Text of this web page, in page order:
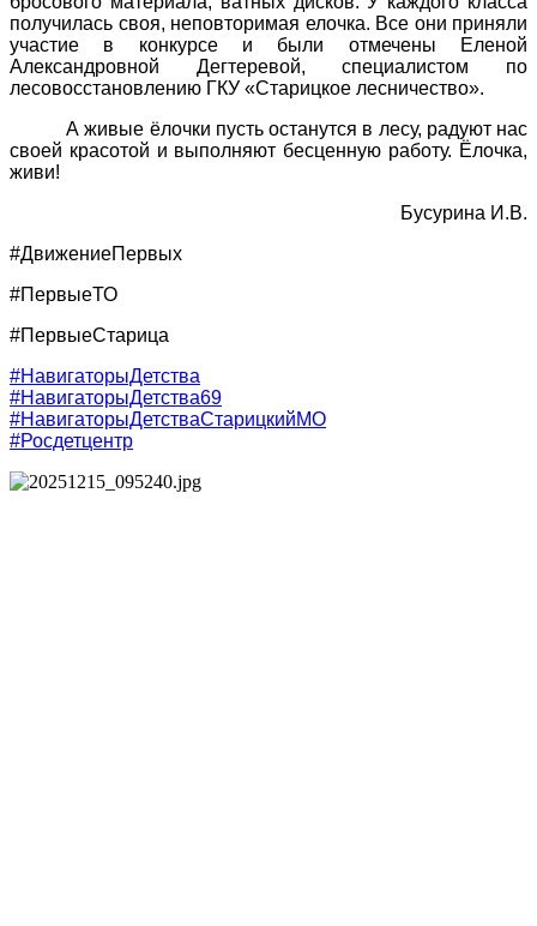
получилась своя, неповторимая елочка. Все они приняли
участие в конкурсе и были отмечены Еленой
Александровной Дегтеревой, специалистом по
лесовосстановлению ГКУ «Старицкое лесничество».
А живые ёлочки пусть останутся в лесу, радуют нас
своей красотой и выполняют бесценную работу. Ёлочка,
живи!
Бусурина И.В.
#ДвижениеПервых
#ПервыеТО
#ПервыеСтарица
#НавигаторыДетства
#НавигаторыДетства69
#НавигаторыДетстваСтарицкийМО
#Росдетцентр